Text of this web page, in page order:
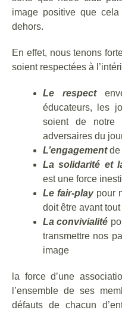
image positive que
dehors.
En effet, nous tenons
soient respectées à
Le respect
éducateurs, les
soient de notre
adversaires du
L’engagementde
La solidarité et
est une force
Le fair-playpour
doit être avant
La convivialité
transmettre nos
image
la force d’une
l’ensemble de ses
défauts de chacun